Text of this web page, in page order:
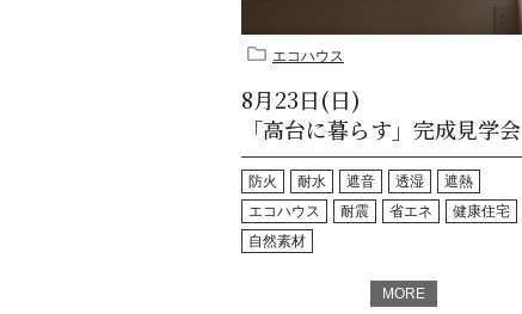
エコハウス
8月23日(日)
「高台に暮らす」完成見学会
防火 耐水 遮音 透湿
遮熱
エコハウス
耐震 省エネ
健康住宅
自然素材
MORE